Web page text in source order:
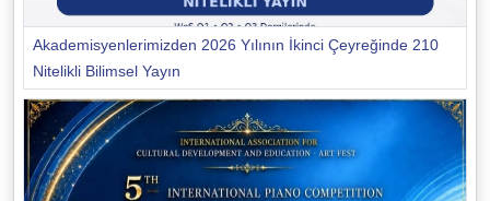
Akademisyenlerimizden 2026 Yılının İkinci Çeyreğinde 210
Nitelikli Bilimsel Yayın